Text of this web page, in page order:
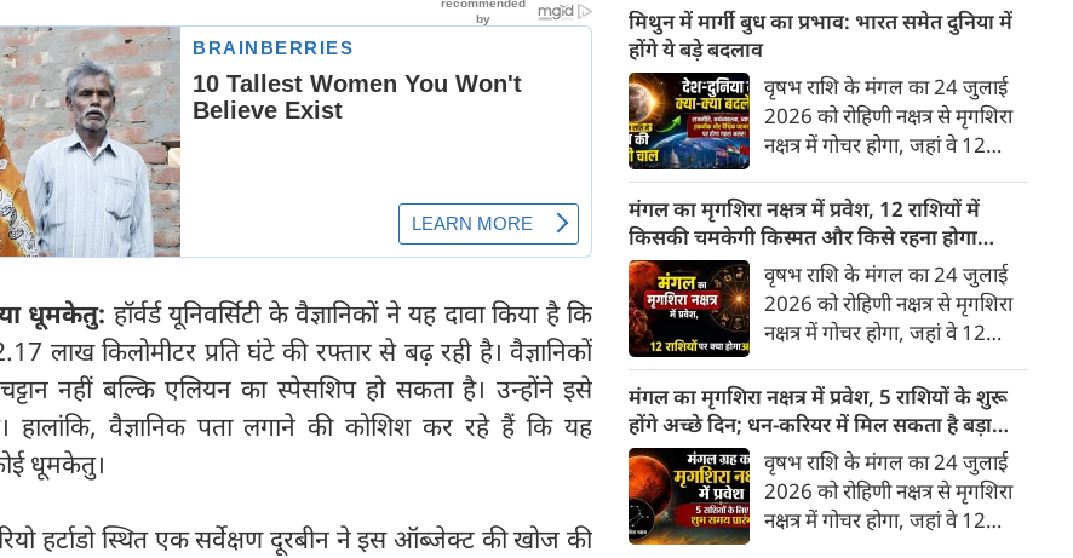
धूमकेतु: हॉर्वर्ड यूनिवर्सिटी के वैज्ञानिकों ने यह दावा किया है कि
लाख किलोमीटर प्रति घंटे की रफ्तार से बढ़ रही है। वैज्ञानिकों
नहीं बल्कि एलियन का स्पेसशिप हो सकता है। उन्होंने इसे
हालांकि, वैज्ञानिक पता लगाने की कोशिश कर रहे हैं कि यह
धूमकेतु।
हर्टाडो स्थित एक सर्वेक्षण दूरबीन ने इस ऑब्जेक्ट की खोज की
जाए। वे एक ऐसा सार्वभौमिक सत्य
खोजना चाहते थे, जिस पर कोई भी
प्रश्नचिह्न न लगा सके। इसी विचार ने
बुद्धिवाद (Rationalism) की नींव
रखी। आइए, देकार्त के इस अद्भुत
दार्शनिक चिंतन के 4 प्रमुख स्तंभों को
गहराई से समझते हैं।
मिथुन में मार्गी बुध का प्रभाव: भारत समेत दुनिया में
होंगे ये बड़े बदलाव
वृषभ राशि के मंगल का 24 जुलाई
2026 को रोहिणी नक्षत्र से मृगशिरा
नक्षत्र में गोचर होगा, जहां वे 12
में एक बड़ा हलचल भरा मोड़ आ चुका
है- बुध ग्रह अपनी ही प्रिय राशि मिथुन
में सीधे (मार्गी) चलने लगे हैं। अब जब
बुद्धि और संवाद का कारक ग्रह सीधी
चाल चलेगा, तो जाहिर है आपकी
सोच, बातचीत और फैसलों की रफ्तार
भी बदल जाएगी।
मंगल का मृगशिरा नक्षत्र में प्रवेश, 12 राशियों में
किसकी चमकेगी किस्मत और किसे रहना होगा
सावधान?
वृषभ राशि के मंगल का 24 जुलाई
2026 को रोहिणी नक्षत्र से मृगशिरा
नक्षत्र में गोचर होगा, जहां वे 12
परिवर्तन के चलते मेष से लेकर मीन
तक किन राशियों के लिए शुभ और
किनके लिए है अशुभ। ज्योतिष शास्त्र
में मंगल को ऊर्जा, साहस, पराक्रम
और भूमि का कारक माना गया है,
जबकि मृगशिरा नक्षत्र के स्वामी स्वयं
मंगल का मृगशिरा नक्षत्र में प्रवेश, 5 राशियों के शुरू
होंगे अच्छे दिन; धन-करियर में मिल सकता है बड़ा
लाभ
वृषभ राशि के मंगल का 24 जुलाई
2026 को रोहिणी नक्षत्र से मृगशिरा
नक्षत्र में गोचर होगा, जहां वे 12